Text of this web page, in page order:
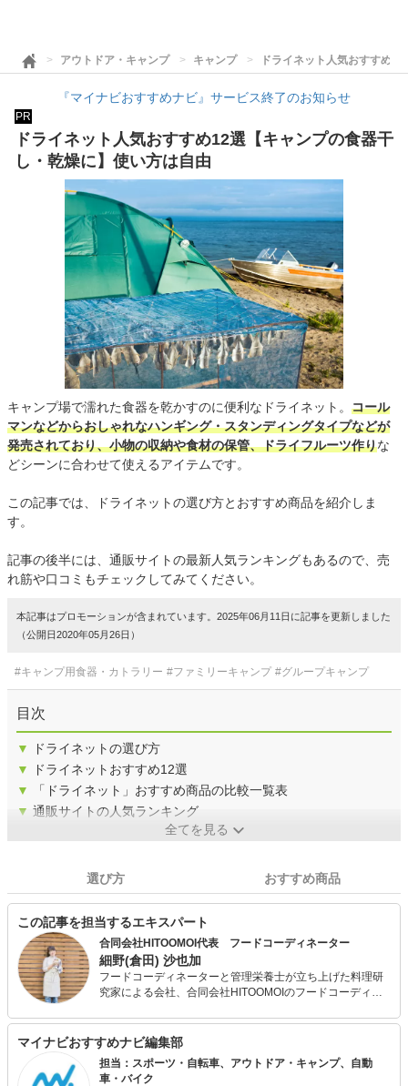
アウトドア・キャンプ キャンプ ドライネット人気おすすめ
『マイナビおすすめナビ』サービス終了のお知らせ
PR
ドライネット人気おすすめ12選【キャンプの食器干
し・乾燥に】使い方は自由
キャンプ場で濡れた食器を乾かすのに便利なドライネット。 コール
マンなどからおしゃれなハンギング・スタンディングタイプなどが
発売されており、小物の収納や食材の保管、ドライフルーツ作りな
どシーンに合わせて使えるアイテムです。
この記事では、ドライネットの選び方とおすすめ商品を紹介しま
す。
記事の後半には、通販サイトの最新人気ランキングもあるので、売
れ筋や口コミもチェックしてみてください。
本記事はプロモーションが含まれています。2025年06月11日に記事を更新しました
（公開日2020年05月26日）
#キャンプ用食器・カトラリー #ファミリーキャンプ #グループキャンプ
目次
▼
ドライネットの選び方
▼
ドライネットおすすめ12選
▼
「ドライネット」おすすめ商品の比較一覧表
▼ 通販サイトの人気ランキング
全てを見る
選び方 おすすめ商品
この記事を担当するエキスパート
合同会社HITOOMOI代表 フードコーディネーター
細野(倉田) 沙也加
フードコーディネーターと管理栄養士が立ち上げた料理研
究家による会社、合同会社HITOOMOIのフードコーディネ
ーンを作ることで、 生きててよかったと思える社会の実現
を目指しています。 主にレシピの開発、記事執筆、栄養計
算、商品開発、食・健康に関するコンサルティングを行っ
ています。SNSで手作り料理を発信中。
マイナビおすすめナビ編集部
担当：スポーツ・自転車、アウトドア・キャンプ、自動
車・バイク